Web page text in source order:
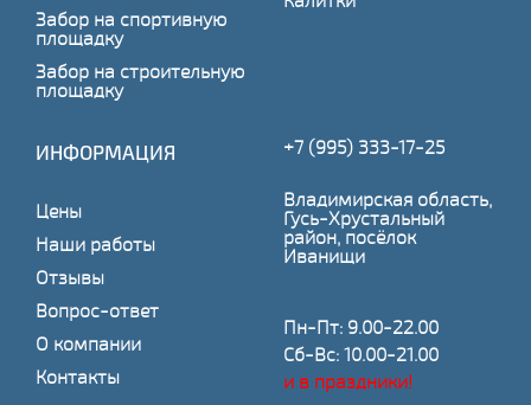
Забор на спортивную
площадку
Забор на строительную
площадку
ИНФОРМАЦИЯ
Цены
Наши работы
Отзывы
Вопрос-ответ
О компании
Контакты
+7 (995) 333-17-25
Владимирская область,
Гусь-Хрустальный
район, посёлок
Иванищи
Пн-Пт: 9.00-22.00
Сб-Вс: 10.00-21.00
и в праздники!